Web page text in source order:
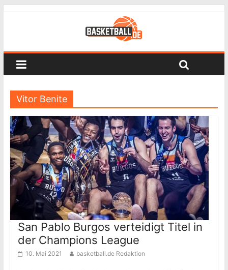
Vitor Benite
San Pablo Burgos verteidigt Titel in
der Champions League
10. Mai 2021 basketball.de Redaktion